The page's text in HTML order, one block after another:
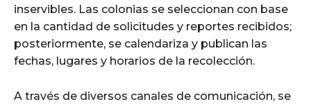
inservibles. Las colonias se seleccionan con base
en la cantidad de solicitudes y reportes recibidos;
posteriormente, se calendariza y publican las
fechas, lugares y horarios de la recolección.
A través de diversos canales de comunicación, se